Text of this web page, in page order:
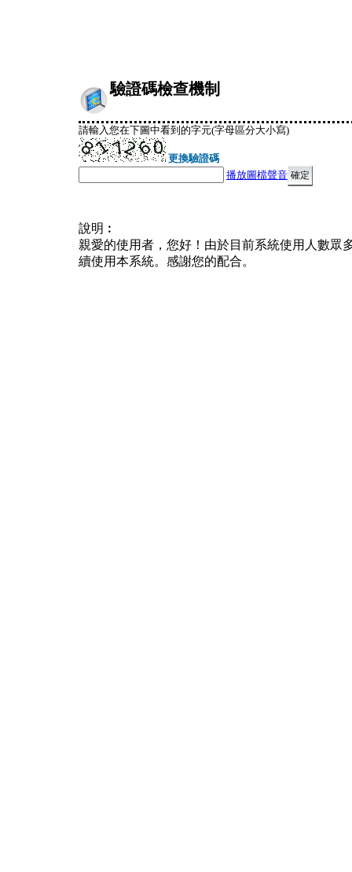
驗證碼檢查機制
請輸入您在下圖中看到的字元(字母區分大小寫)
更換驗證碼
播放圖檔聲音
說明︰
親愛的使用者，您好！由於目前系統使用人數眾
續使用本系統。感謝您的配合。